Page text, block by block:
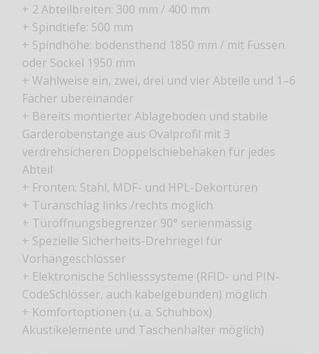
+ 2 Abteilbreiten: 300 mm / 400 mm
+ Spindtiefe: 500 mm
+ Spindhöhe: bodensthend 1850 mm / mit Füssen
oder Sockel 1950 mm
+ Wahlweise ein, zwei, drei und vier Abteile und 1–6
Fächer übereinander
+ Bereits montierter Ablageboden und stabile
Garderobenstange aus Ovalprofil mit 3
verdrehsicheren Doppelschiebehaken für jedes
Abteil
+ Fronten: Stahl, MDF- und HPL-Dekortüren
+ Türanschlag links /rechts möglich
+ Türöffnungsbegrenzer 90° serienmässig
+ Spezielle Sicherheits-Drehriegel für
Vorhängeschlösser
+ Elektronische Schliesssysteme (RFID- und PIN-
CodeSchlösser, auch kabelgebunden) möglich
+ Komfortoptionen (u. a. Schuhbox)
Akustikelemente und Taschenhalter möglich)